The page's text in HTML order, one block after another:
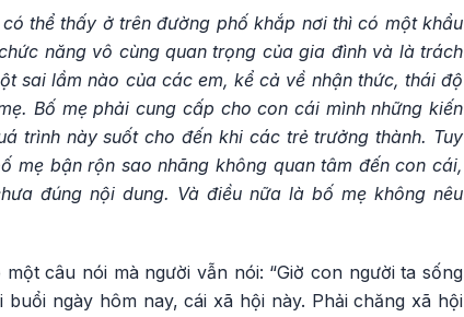
thể thấy ở trên đường phố khắp nơi thì có một khẩu
năng vô cùng quan trọng của gia đình và là trách
sai lầm nào của các em, kể cả về nhận thức, thái độ
Bố mẹ phải cung cấp cho con cái mình những kiến
trình này suốt cho đến khi các trẻ trưởng thành. Tuy
mẹ bận rộn sao nhãng không quan tâm đến con cái,
đúng nội dung. Và điều nữa là bố mẹ không nêu
câu nói mà người vẫn nói: “Giờ con người ta sống
buổi ngày hôm nay, cái xã hội này. Phải chăng xã hội